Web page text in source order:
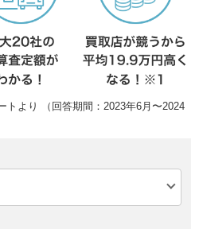
トより （回答期間：2023年6月〜2024